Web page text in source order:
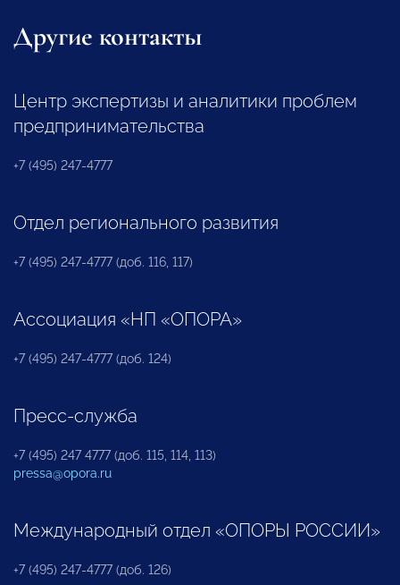
Другие контакты
Центр экспертизы и аналитики проблем
предпринимательства
+7 (495) 247-4777
Отдел регионального развития
+7 (495) 247-4777 (доб. 116, 117)
Ассоциация «НП «ОПОРА»
+7 (495) 247-4777 (доб. 124)
Пресс-служба
+7 (495) 247 4777 (доб. 115, 114, 113)
pressa@opora.ru
Международный отдел «ОПОРЫ РОССИИ»
+7 (495) 247-4777 (доб. 126)